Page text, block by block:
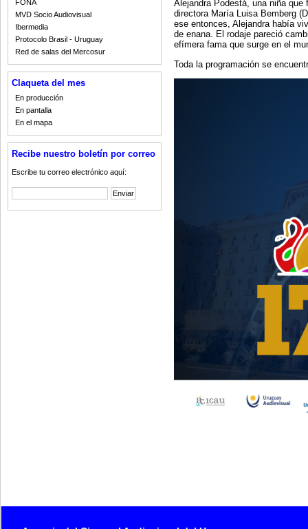
FONA
MVD Socio Audiovisual
Ibermedia
Protocolo Brasil - Uruguay
Red de salas del Mercosur
Claqueta del mes
En producción
En pantalla
En el mapa
Recibe nuestro boletín por correo
Escribe tu correo electrónico aquí:
Alejandra Podestá, una niña
directora María Luisa Bemberg
ese entonces, Alejandra había
de enana. El rodaje pareció
efímera fama que surge en el
Toda la programación se